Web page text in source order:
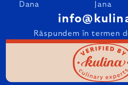
Dana Jana
Răspundem în termen